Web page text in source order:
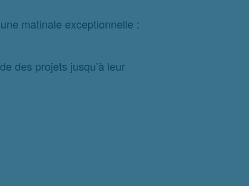
matinale exceptionnelle :
des projets jusqu’à leur